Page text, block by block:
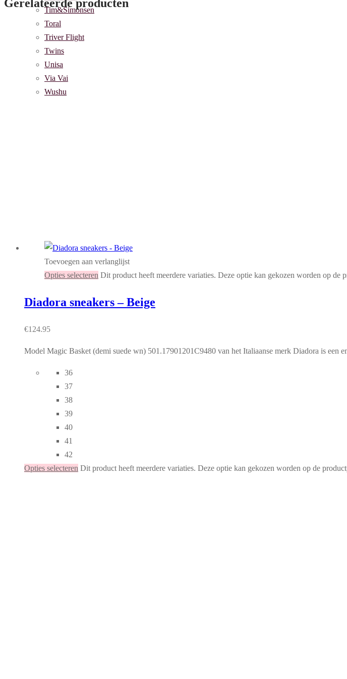
Tim&Simonsen
Toral
Triver Flight
Twins
Unisa
Via Vai
Wushu
Gerelateerde producten
Toevoegen aan verlanglijst
Opties selecteren Dit product heeft meerdere variaties. Deze optie kan gekozen worden op de
Diadora sneakers – Beige
€124.95
Model Magic Basket (demi suede wn) 501.17901201C9480 van het Italiaanse merk Diadora is een
36
37
38
39
40
41
42
Opties selecteren Dit product heeft meerdere variaties. Deze optie kan gekozen worden op de